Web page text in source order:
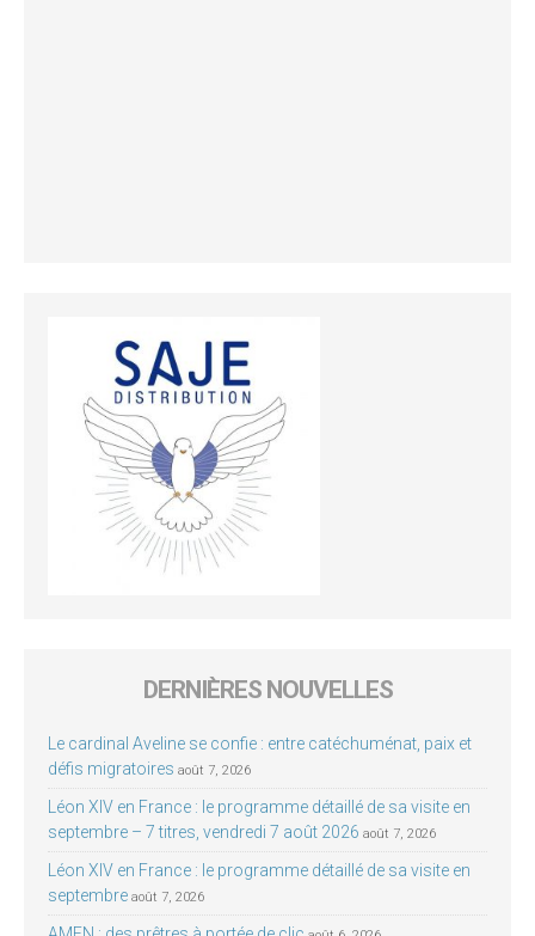
DERNIÈRES NOUVELLES
Le cardinal Aveline se confie : entre catéchuménat, paix et
défis migratoires août 7, 2026
Léon XIV en France : le programme détaillé de sa visite en
septembre – 7 titres, vendredi 7 août 2026 août 7, 2026
Léon XIV en France : le programme détaillé de sa visite en
septembre août 7, 2026